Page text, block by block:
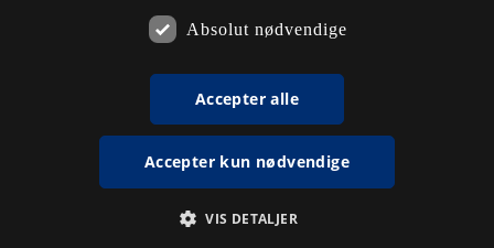
Absolut nødvendige
Accepter alle
Accepter kun nødvendige
VIS DETALJER